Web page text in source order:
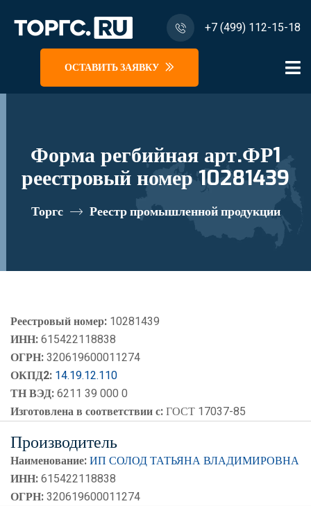
+7 (499) 112-15-18
ОСТАВИТЬ ЗАЯВКУ
Форма регбийная арт.ФР1
реестровый номер 10281439
Торгс Реестр промышленной продукции
Реестровый номер: 10281439
ИНН:615422118838
ОГРН:320619600011274
ОКПД2: 14.19.12.110
ТН ВЭД:6211 39 000 0
Изготовлена в соответствии с:ГОСТ 17037-85
Производитель
Наименование:ИП СОЛОД ТАТЬЯНА ВЛАДИМИРОВНА
ИНН:615422118838
ОГРН:320619600011274